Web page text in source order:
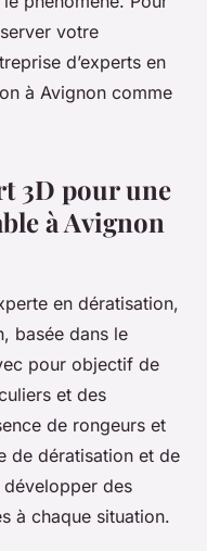
votre
d’experts en
à Avignon comme
3D pour une
à Avignon
en dératisation,
basée dans le
pour objectif de
et des
de rongeurs et
de dératisation et de
des
à chaque situation.